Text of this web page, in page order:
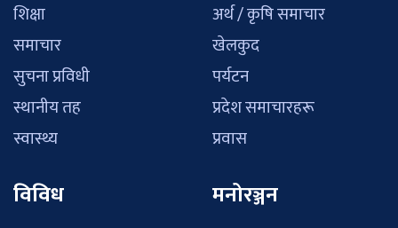
शिक्षा
समाचार
सुचना प्रविधी
स्थानीय तह
स्वास्थ्य
अर्थ / कृषि समाचार
खेलकुद
पर्यटन
प्रदेश समाचारहरू
प्रवास
विविध मनोरञ्जन